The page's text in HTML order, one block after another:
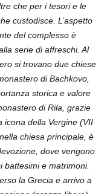
che per i tesori e le
custodisce. L’aspetto
del complesso è
serie di affreschi. Al
si trovano due chiese
di Bachkovo,
storica e valore
di Rila, grazie
icona della Vergine (VII
chiesa principale, è
dove vengono
battesimi e matrimoni.
la Grecia e arrivo a